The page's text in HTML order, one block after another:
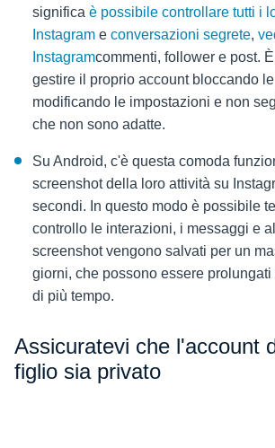
significa è possibile controllare tutti i
Instagram e conversazioni segrete,
Instagramcommenti, follower e post.
gestire il proprio account bloccando
modificando le impostazioni e non
che non sono adatte.
Su Android, c'è questa comoda
screenshot della loro attività su
secondi. In questo modo è possibile
controllo le interazioni, i messaggi e
screenshot vengono salvati per un
giorni, che possono essere
di più tempo.
Assicuratevi che l'account
figlio sia privato